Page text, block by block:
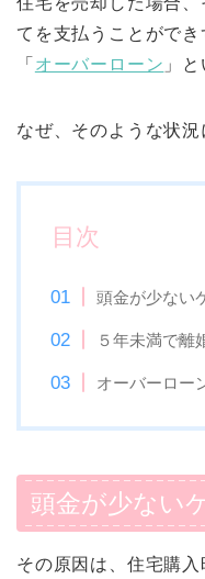
てを支払うことがで
「 オーバーローン 」
なぜ、そのような状況
目次
頭金が少ない
５年未満で離
オーバーロー
頭金が少ない
その原因は、住宅購